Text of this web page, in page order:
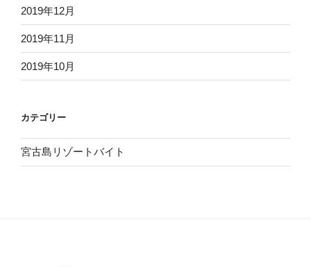
2019年12月
2019年11月
2019年10月
カテゴリー
宮古島リゾートバイト